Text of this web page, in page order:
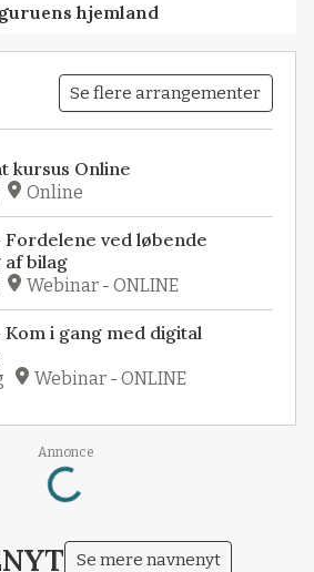
hjemland
Se flere arrangementer
kursus Online
Online
Fordelene ved løbende
bilag
Webinar - ONLINE
Kom i gang med digital
Webinar - ONLINE
Annonce
Loading...
Se mere navnenyt